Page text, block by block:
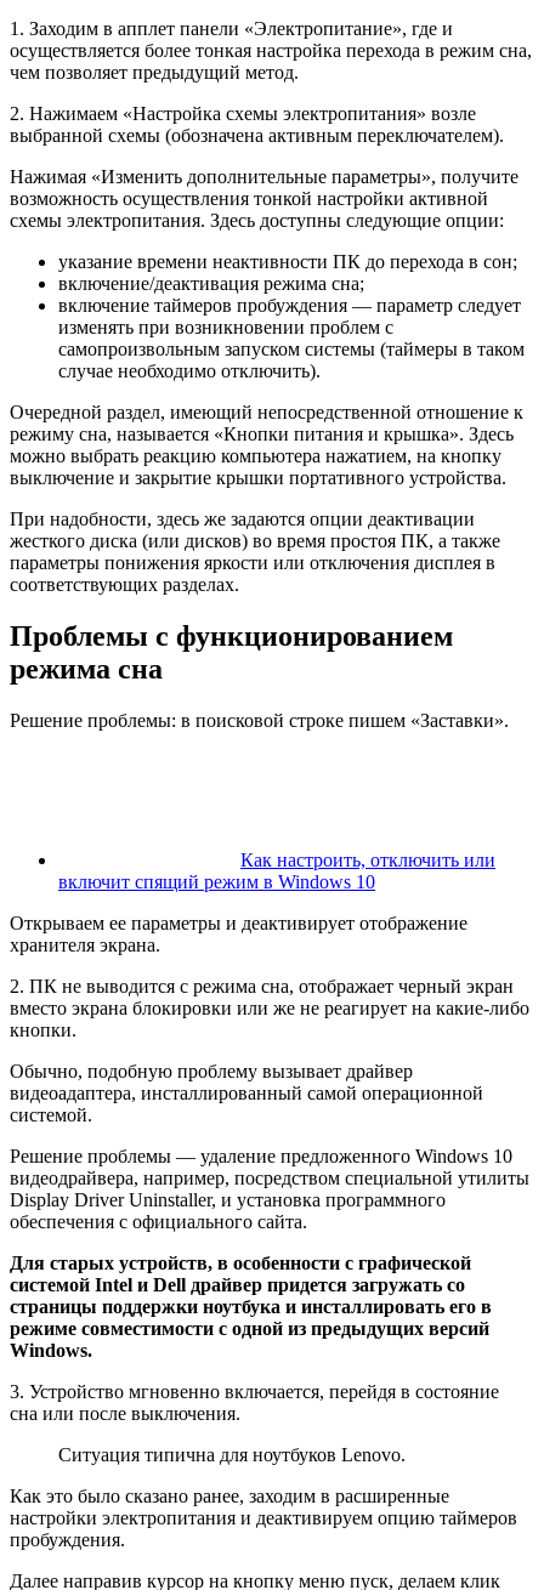
1. Заходим в апплет панели «Электропитание», где и
осуществляется более тонкая настройка перехода в режим сна,
чем позволяет предыдущий метод.
2. Нажимаем «Настройка схемы электропитания» возле
выбранной схемы (обозначена активным переключателем).
Нажимая «Изменить дополнительные параметры», получите
возможность осуществления тонкой настройки активной
схемы электропитания. Здесь доступны следующие опции:
указание времени неактивности ПК до перехода в сон;
включение/деактивация режима сна;
включение таймеров пробуждения — параметр следует
изменять при возникновении проблем с
самопроизвольным запуском системы (таймеры в таком
случае необходимо отключить).
Очередной раздел, имеющий непосредственной отношение к
режиму сна, называется «Кнопки питания и крышка». Здесь
можно выбрать реакцию компьютера нажатием, на кнопку
выключение и закрытие крышки портативного устройства.
При надобности, здесь же задаются опции деактивации
жесткого диска (или дисков) во время простоя ПК, а также
параметры понижения яркости или отключения дисплея в
соответствующих разделах.
Проблемы с функционированием
режима сна
Решение проблемы: в поисковой строке пишем «Заставки».
Как настроить, отключить или
включит спящий режим в Windows 10
Открываем ее параметры и деактивирует отображение
хранителя экрана.
2. ПК не выводится с режима сна, отображает черный экран
вместо экрана блокировки или же не реагирует на какие-либо
кнопки.
Обычно, подобную проблему вызывает драйвер
видеоадаптера, инсталлированный самой операционной
системой.
Решение проблемы — удаление предложенного Windows 10
видеодрайвера, например, посредством специальной утилиты
Display Driver Uninstaller, и установка программного
обеспечения с официального сайта.
Для старых устройств, в особенности с графической
системой Intel и Dell драйвер придется загружать со
страницы поддержки ноутбука и инсталлировать его в
режиме совместимости с одной из предыдущих версий
Windows.
3. Устройство мгновенно включается, перейдя в состояние
сна или после выключения.
Ситуация типична для ноутбуков Lenovo.
Как это было сказано ранее, заходим в расширенные
настройки электропитания и деактивируем опцию таймеров
пробуждения.
Далее направив курсор на кнопку меню пуск, делаем клик